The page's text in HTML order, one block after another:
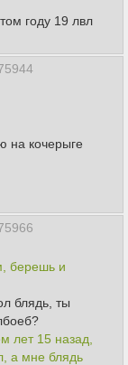
году 19 лвл
на кочерыге
берешь и
блядь, ты
лет 15 назад,
а мне блядь